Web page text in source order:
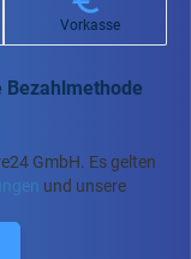
Vorkasse
Bezahlmethode
GmbH. Es gelten
und unsere